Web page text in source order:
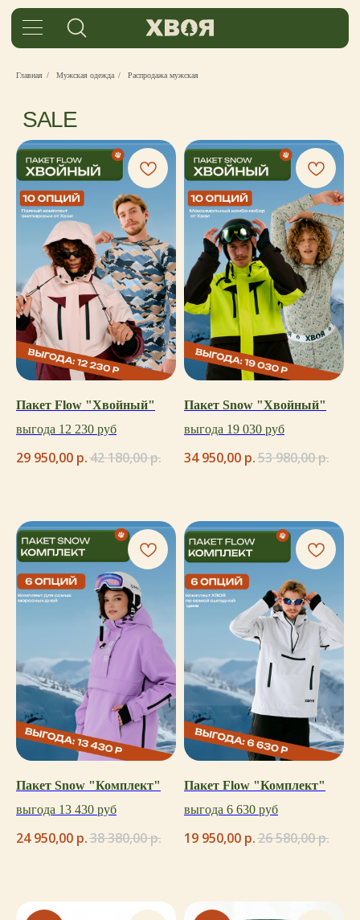
Главная / Мужская одежда / Распродажа мужская
Пакет Flow "Хвойный"
выгода 12 230 руб
29 950,00 р.42 180,00р.
Пакет Snow "Хвойный"
выгода 19 030 руб
34 950,00 р.53 980,00р.
Пакет Snow "Комплект"
выгода 13 430 руб
24 950,00 р.38 380,00р.
Пакет Flow "Комплект"
выгода 6 630 руб
19 950,00 р.26 580,00р.